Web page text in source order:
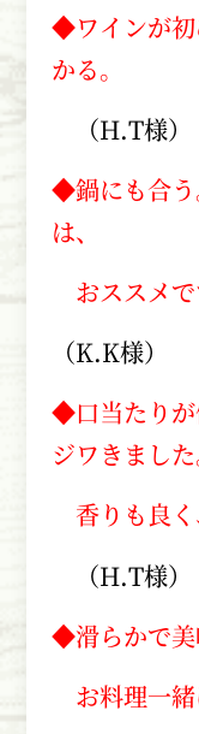
◆ワインが初
かる。
（H.T様）
◆鍋にも合う
は、
おススメで
（K.K様）
◆口当たりが
ジワきました
香りも良く
（H.T様）
◆滑らかで美
お料理一緒